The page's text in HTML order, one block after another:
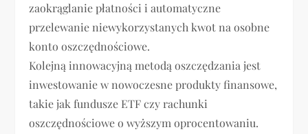
zaokrąglanie płatności i automatyczne
przelewanie niewykorzystanych kwot na osobne
konto oszczędnościowe.
Kolejną innowacyjną metodą oszczędzania jest
inwestowanie w nowoczesne produkty finansowe,
takie jak fundusze ETF czy rachunki
oszczędnościowe o wyższym oprocentowaniu.